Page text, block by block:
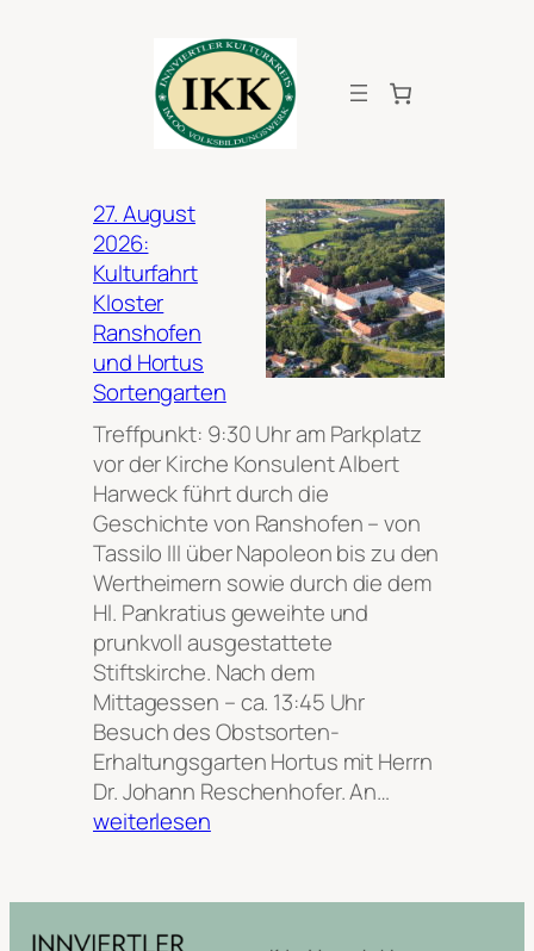
27. August
2026:
Kulturfahrt
Kloster
Ranshofen
und Hortus
Sortengarten
Treffpunkt: 9:30 Uhr am Parkplatz
vor der Kirche Konsulent Albert
Harweck führt durch die
Geschichte von Ranshofen – von
Tassilo III über Napoleon bis zu den
Wertheimern sowie durch die dem
Hl. Pankratius geweihte und
prunkvoll ausgestattete
Stiftskirche. Nach dem
Mittagessen – ca. 13:45 Uhr
Besuch des Obstsorten-
Erhaltungsgarten Hortus mit Herrn
Dr. Johann Reschenhofer. An…
u
weiterlesen